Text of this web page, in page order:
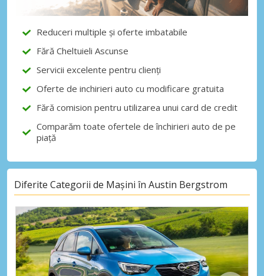
Reduceri multiple și oferte imbatabile
Fără Cheltuieli Ascunse
Servicii excelente pentru clienți
Oferte de inchirieri auto cu modificare gratuita
Fără comision pentru utilizarea unui card de credit
Comparăm toate ofertele de închirieri auto de pe
piață
Diferite Categorii de Mașini în Austin Bergstrom